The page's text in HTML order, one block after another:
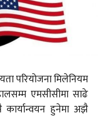
परियोजना मिलेनियम
एमसीसीमा साढे
हुनेमा अझै